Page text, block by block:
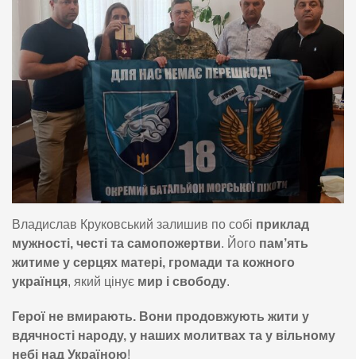
Владислав Круковський залишив по собі приклад
мужності, честі та самопожертви. Його пам’ять
житиме у серцях матері, громади та кожного
українця, який цінує мир і свободу.
Герої не вмирають. Вони продовжують жити у
вдячності народу, у наших молитвах та у вільному
небі над Україною!